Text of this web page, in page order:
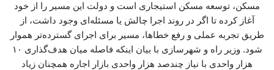
مسکن، توسعه مسکن استیجاری است و دولت این مسیر را از خود
آغاز کرده تا اگر در روند اجرا چالش یا مسئله‌ای وجود داشت، از
طریق تجربه عملی و رفع خطاها، مسیر برای اجرای گسترده‌تر هموار
شود. وزیر راه و شهرسازی با بیان اینکه فاصله میان هدف‌گذاری ۱۰
هزار واحدی با نیاز چندصد هزار واحدی بازار اجاره همچنان زیاد